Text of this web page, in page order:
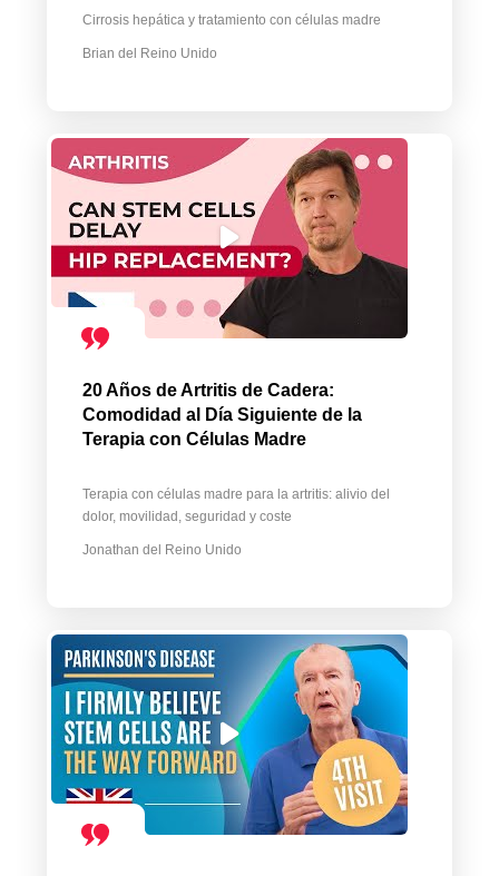
Cirrosis hepática y tratamiento con células madre
Brian del Reino Unido
20 Años de Artritis de Cadera:
Comodidad al Día Siguiente de la
Terapia con Células Madre
Terapia con células madre para la artritis: alivio del
dolor, movilidad, seguridad y coste
Jonathan del Reino Unido